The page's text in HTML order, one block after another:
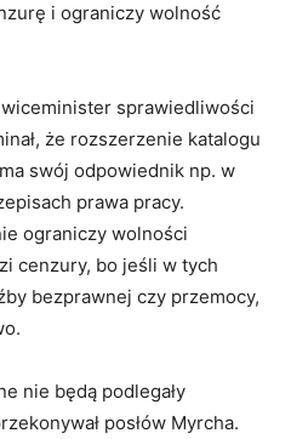
i ograniczy wolność
sprawiedliwości
że rozszerzenie katalogu
swój odpowiednik np. w
prawa pracy.
ograniczy wolności
cenzury, bo jeśli w tych
bezprawnej czy przemocy,
nie będą podlegały
posłów Myrcha.